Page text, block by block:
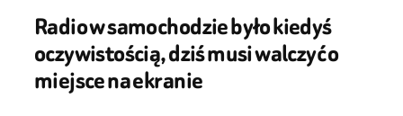
Radio w samochodzie było kiedyś
oczywistością, dziś musi walczyć o
miejsce na ekranie